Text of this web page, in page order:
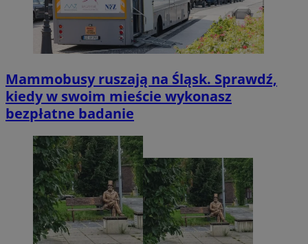
Mammobusy ruszają na Śląsk. Sprawdź,
kiedy w swoim mieście wykonasz
bezpłatne badanie